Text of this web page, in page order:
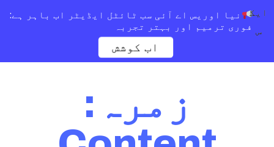
زمرہ:
نیا اوریس اے آئی سب ٹائٹل ایڈیٹر اب باہر ہے:
فوری ترمیم اور بہتر تجربہ
اب کوشش
ایک
س